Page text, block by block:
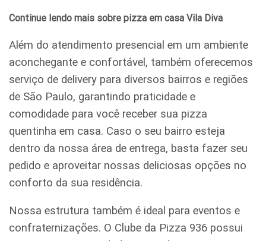
Continue lendo mais sobre pizza em casa Vila Diva
Além do atendimento presencial em um ambiente
aconchegante e confortável, também oferecemos
serviço de delivery para diversos bairros e regiões
de São Paulo, garantindo praticidade e
comodidade para você receber sua pizza
quentinha em casa. Caso o seu bairro esteja
dentro da nossa área de entrega, basta fazer seu
pedido e aproveitar nossas deliciosas opções no
conforto da sua residência.
Nossa estrutura também é ideal para eventos e
confraternizações. O Clube da Pizza 936 possui